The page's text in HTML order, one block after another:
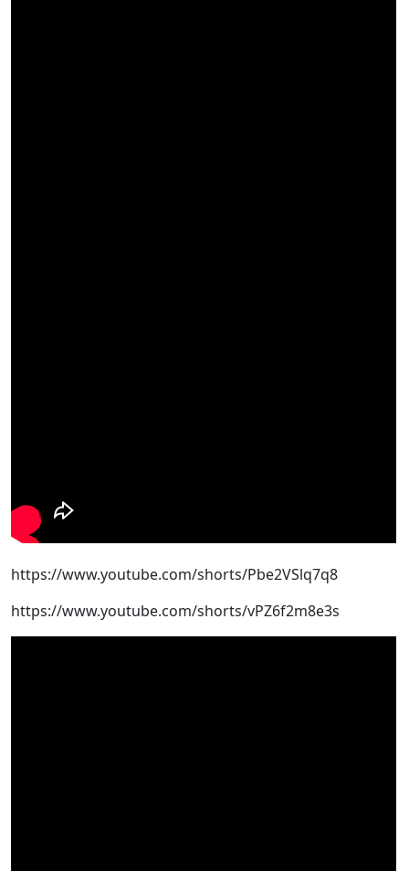
https://www.youtube.com/shorts/Pbe2VSlq7q8
https://www.youtube.com/shorts/vPZ6f2m8e3s